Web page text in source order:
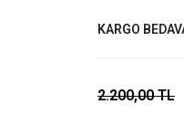
KARGO
2.200,00 TL